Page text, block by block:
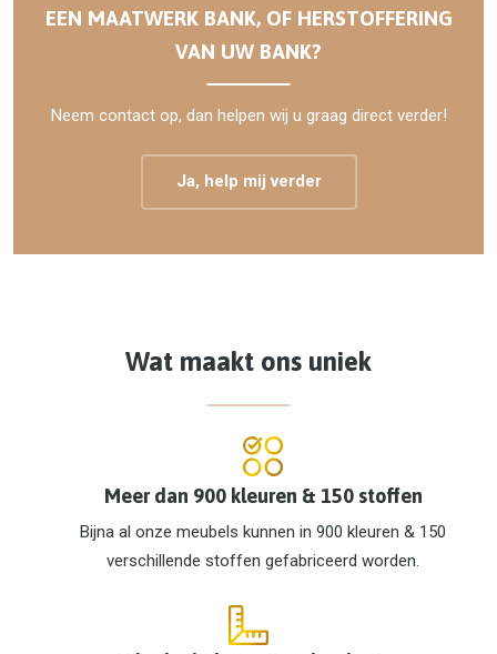
EEN MAATWERK BANK, OF HERSTOFFERING
VAN UW BANK?
Neem contact op, dan helpen wij u graag direct verder!
Ja, help mij verder
Wat maakt ons uniek
Meer dan 900 kleuren & 150 stoffen
Bijna al onze meubels kunnen in 900 kleuren & 150
verschillende stoffen gefabriceerd worden.